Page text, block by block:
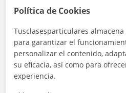
Zona de Noelia
Localidades a las que se
El Rosario
San
Santa Cruz de Tenerife
Política de Cookies
Tusclasesparticulares
para garantizar el
personalizar el contenido,
su eficacia, así como para
experiencia.